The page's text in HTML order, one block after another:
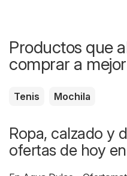
Productos que
comprar a
Tenis Mochila
Ropa, calzado y
ofertas de hoy